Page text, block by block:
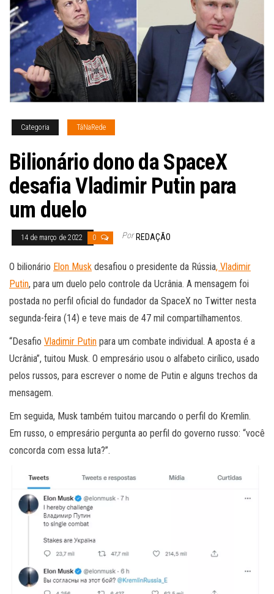
Categoria TáNaRede
Bilionário dono da SpaceX
desafia Vladimir Putin para
um duelo
14 de março de 2022 0 Por REDAÇÃO
O bilionário Elon Musk desafiou o presidente da Rússia, Vladimir
Putin, para um duelo pelo controle da Ucrânia. A mensagem foi
postada no perfil oficial do fundador da SpaceX no Twitter nesta
segunda-feira (14) e teve mais de 47 mil compartilhamentos.
“Desafio Vladimir Putin para um combate individual. A aposta é a
Ucrânia”, tuitou Musk. O empresário usou o alfabeto cirílico, usado
pelos russos, para escrever o nome de Putin e alguns trechos da
mensagem.
Em seguida, Musk também tuitou marcando o perfil do Kremlin.
Em russo, o empresário pergunta ao perfil do governo russo: “você
concorda com essa luta?”.